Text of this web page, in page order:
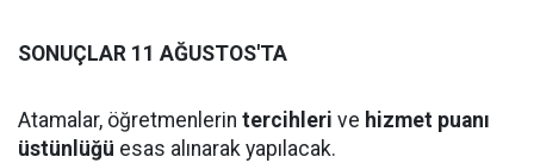
SONUÇLAR 11 AĞUSTOS'TA
Atamalar, öğretmenlerin tercihleri ve hizmet puanı
üstünlüğü esas alınarak yapılacak.